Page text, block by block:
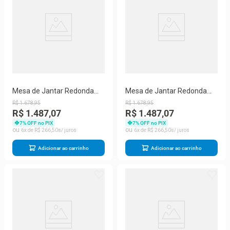
Mesa de Jantar Redonda
Dobuê Turim com 4
Cadeiras com Revestimento
em Suede
R$1.678,95
R$ 1.487,07
7% OFF no PIX
6
R$ 26650
Adicionar ao carrinho
Mesa de Jantar Redonda
Dobuê Turim com 4
Cadeiras com Revestimento
em Suede
R$1.678,95
R$ 1.487,07
7% OFF no PIX
6
R$ 26650
Adicionar ao carrinho